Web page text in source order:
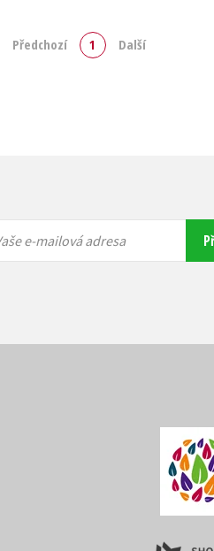
Předchozí 1 Další
e-mailová adresa